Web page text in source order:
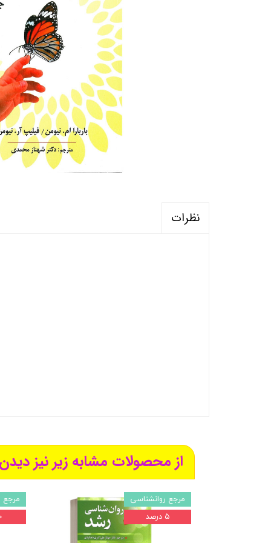
منابع آزمون استخدامی آموزگار ابتدایی
نظرات
مرجع
مرجع روانشناسی
۵ درصد
از محصولات مشابه زیر نیز